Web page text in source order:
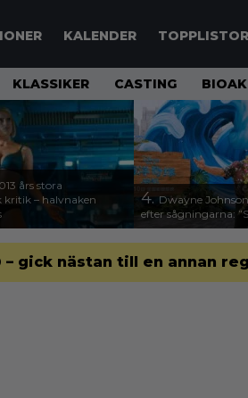
KALENDER TOPPLISTOR
KLASSIKER CASTING
års stora
– halvnaken
4. Dwayne
efter sågningarna:
gick nästan till en annan